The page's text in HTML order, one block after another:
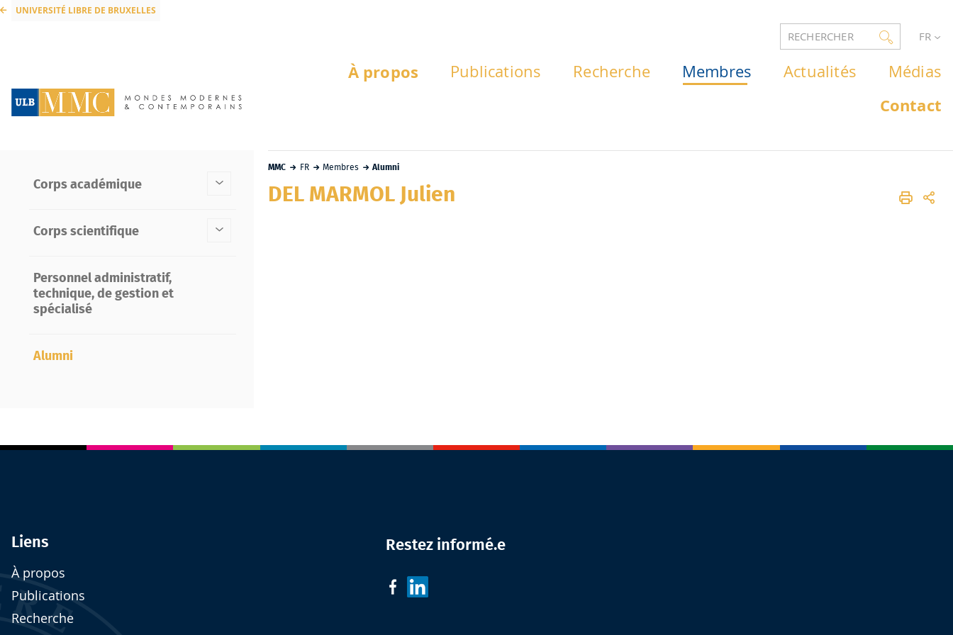
UNIVERSITÉ LIBRE DE BRUXELLES
RECHERCHER FR
À propos Publications Recherche Membres Actualités Médias
Contact
Corps académique
Corps scientifique
Personnel administratif,
technique, de gestion et
spécialisé
Alumni
MMC FR Membres Alumni
DEL MARMOL Julien
Liens
À propos
Publications
Recherche
Restez informé.e